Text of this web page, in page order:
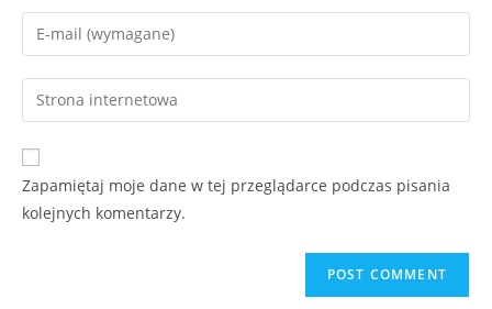
Zapamiętaj moje dane w tej przeglądarce podczas pisania
kolejnych komentarzy.